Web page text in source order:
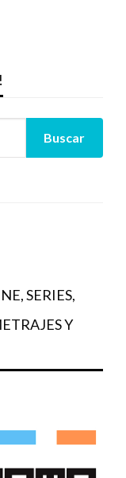
SERIES,
Y